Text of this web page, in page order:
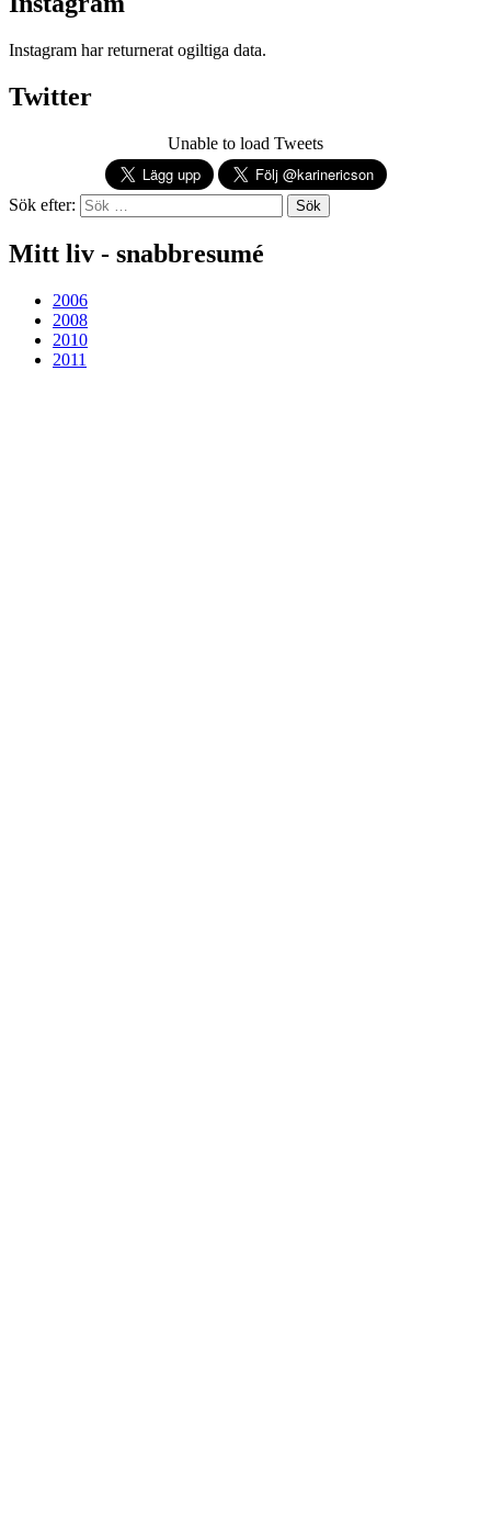
Instagram har returnerat ogiltiga data.
Twitter
Unable to load Tweets
Sök efter:
Mitt liv - snabbresumé
2006
2008
2010
2011